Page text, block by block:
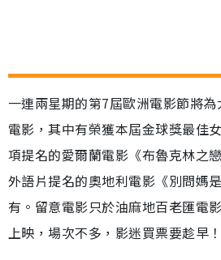
一連兩星期的第7屆歐洲電影節將
電影，其中有榮獲本屆金球獎最佳
項提名的愛爾蘭電影《布魯克林之
外語片提名的奧地利電影《別問媽
有。留意電影只於油麻地百老匯電
上映，場次不多，影迷買票要趁早！